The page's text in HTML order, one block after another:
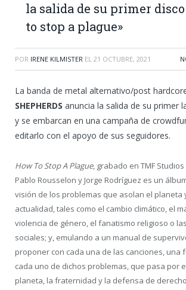
la salida de su primer
to stop a plague»
POR IRENE KILMISTER EL 21 OCTUBRE, 2021
La banda de metal alternativo/post
SHEPHERDS anuncia la salida de su primer
y se embarcan en una campaña de
editarlo con el apoyo de sus seguidores.
How To Stop A Plague, grabado en TMF
Pablo Rousselon y Jorge Rodríguez es un
visión de los problemas que asolan el planeta
actualidad, tales como el cambio climático, el
violencia de género, el fanatismo religioso o
sociales; y, emulando a un manual de
proponer con cada una de las canciones, una
cada uno de dichos problemas, que pasa por
planeta, la fraternidad y la defensa de